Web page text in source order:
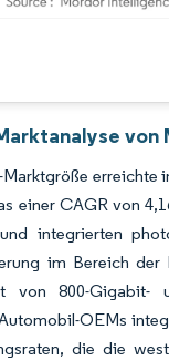
erreichte
einer CAGR von
integrierten
im Bereich der
von 800-Gigabit-
OEMs
die die